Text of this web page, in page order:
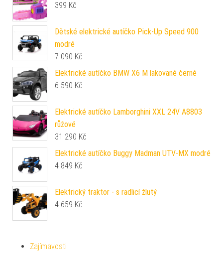
399 Kč
Dětské elektrické autíčko Pick-Up Speed 900
modré
7 090 Kč
Elektrické autíčko BMW X6 M lakované černé
6 590 Kč
Elektrické autíčko Lamborghini XXL 24V A8803
růžové
31 290 Kč
Elektrické autíčko Buggy Madman UTV-MX modré
4 849 Kč
Elektrický traktor - s radlicí žlutý
4 659 Kč
Zajímavosti